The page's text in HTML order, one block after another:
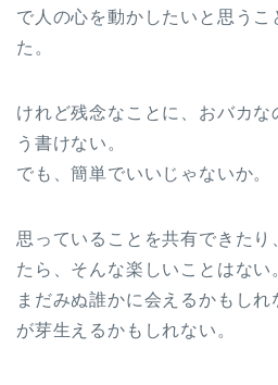
で人の心を動かしたいと思うこ
た。
けれど残念なことに、おバカな
う書けない。
でも、簡単でいいじゃないか。
思っていることを共有できたり
たら、そんな楽しいことはない
まだみぬ誰かに会えるかもし
が芽生えるかもしれない。